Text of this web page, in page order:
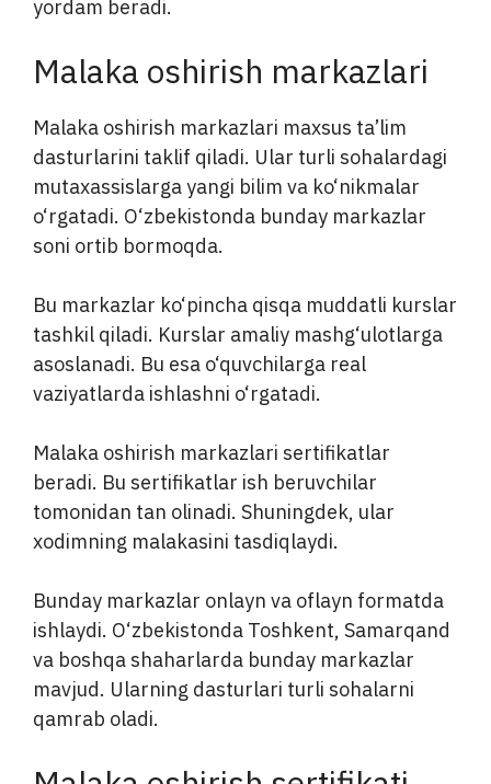
yordam beradi.
Malaka oshirish markazlari
Malaka oshirish markazlari maxsus ta’lim
dasturlarini taklif qiladi. Ular turli sohalardagi
mutaxassislarga yangi bilim va ko‘nikmalar
o‘rgatadi. O‘zbekistonda bunday markazlar
soni ortib bormoqda.
Bu markazlar ko‘pincha qisqa muddatli kurslar
tashkil qiladi. Kurslar amaliy mashg‘ulotlarga
asoslanadi. Bu esa o‘quvchilarga real
vaziyatlarda ishlashni o‘rgatadi.
Malaka oshirish markazlari sertifikatlar
beradi. Bu sertifikatlar ish beruvchilar
tomonidan tan olinadi. Shuningdek, ular
xodimning malakasini tasdiqlaydi.
Bunday markazlar onlayn va oflayn formatda
ishlaydi. O‘zbekistonda Toshkent, Samarqand
va boshqa shaharlarda bunday markazlar
mavjud. Ularning dasturlari turli sohalarni
qamrab oladi.